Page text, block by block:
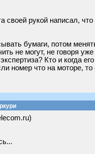
своей рукой написал,
бумаги, потом
не могут, не говоря
Кто и когда
номер что на моторе,